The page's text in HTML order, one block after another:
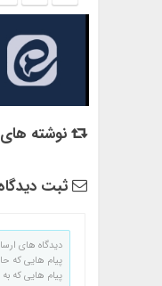
نوشته
ثبت
دیدگاه های
پیام هایی که
پیام هایی که